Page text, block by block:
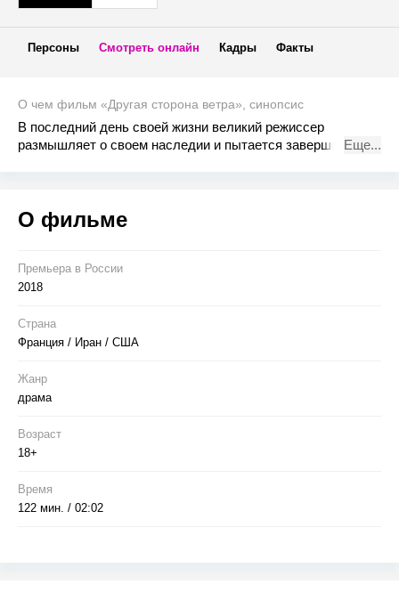
Персоны Смотреть онлайн Кадры Факты
О чем фильм «Другая сторона ветра», синопсис
В последний день своей жизни великий режиссер
размышляет о своем наследии и пытается завершитьЕще...
О фильме
Премьера в Росcии
2018
Страна
Франция / Иран / США
Жанр
драма
Возраст
18+
Время
122 мин. / 02:02